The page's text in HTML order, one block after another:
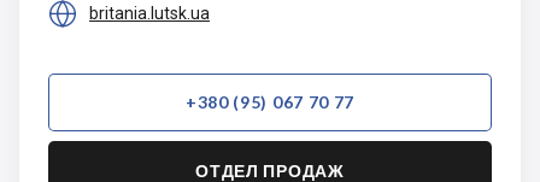
 britania.lutsk.ua
+380 (95) 067 70 77
ОТДЕЛ ПРОДАЖ